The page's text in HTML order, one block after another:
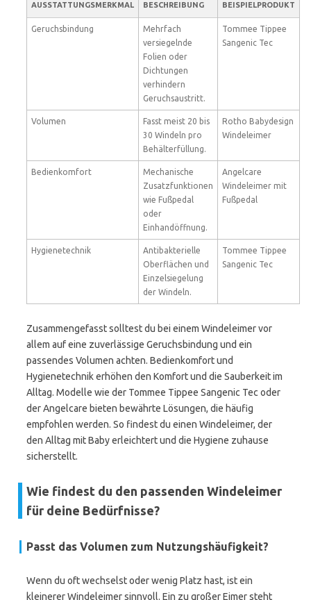
AUSSTATTUNGSMERKMAL BESCHREIBUNG BEISPIELPRODUKT
Geruchsbindung
Mehrfach
versiegelnde
Folien oder
Dichtungen
verhindern
Geruchsaustritt.
Tommee Tippee
Sangenic Tec
Volumen
Fasst meist 20 bis
30 Windeln pro
Behälterfüllung.
Rotho Babydesign
Windeleimer
Bedienkomfort
Mechanische
Zusatzfunktionen
wie Fußpedal
oder
Einhandöffnung.
Angelcare
Windeleimer mit
Fußpedal
Hygienetechnik
Antibakterielle
Oberflächen und
Einzelsiegelung
der Windeln.
Tommee Tippee
Sangenic Tec
Zusammengefasst solltest du bei einem Windeleimer vor
allem auf eine zuverlässige Geruchsbindung und ein
passendes Volumen achten. Bedienkomfort und
Hygienetechnik erhöhen den Komfort und die Sauberkeit im
Alltag. Modelle wie der Tommee Tippee Sangenic Tec oder
der Angelcare bieten bewährte Lösungen, die häufig
empfohlen werden. So findest du einen Windeleimer, der
den Alltag mit Baby erleichtert und die Hygiene zuhause
sicherstellt.
Wie findest du den passenden Windeleimer
für deine Bedürfnisse?
Passt das Volumen zum Nutzungshäufigkeit?
Wenn du oft wechselst oder wenig Platz hast, ist ein
kleinerer Windeleimer sinnvoll. Ein zu großer Eimer steht